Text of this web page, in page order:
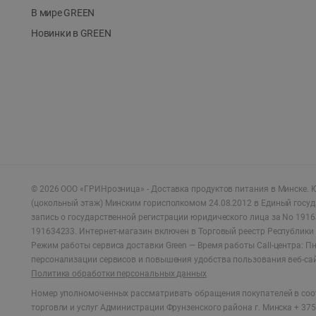
В мире GREEN
Новинки в GREEN
© 2026 ООО «ГРИНрозница» - Доставка продуктов питания в Минске.
(цокольный этаж) Минским горисполкомом 24.08.2012 в Единый
запись о государственной регистрации юридического лица за No
191634233. Интернет-магазин включен в Торговый реестр
Режим работы сервиса доставки Green — Время работы Call-центра:
персонализации сервисов и повышения удобства пользования веб-
Политика обработки персональных данных
Номер уполномоченных рассматривать обращения покупателей в
торговли и услуг Администрации Фрунзенского района г. Минска +